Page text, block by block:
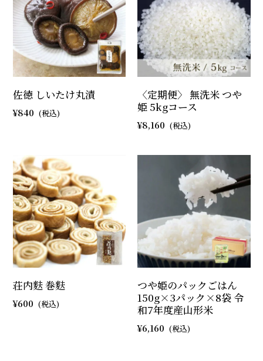
佐徳 しいたけ丸漬
840
〈定期便〉 無洗米 つや
姫 5kgコース
8,160
荘内麩 巻麩
600
つや姫のパックごはん
150g×3パック×8袋 令
和7年度産山形米
6,160